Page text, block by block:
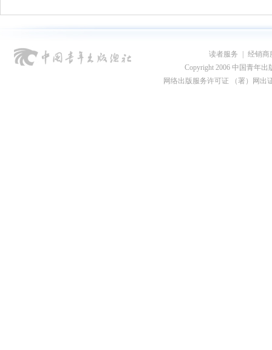
读者服务
经销商
Copyright 2006 中国青年出
网络出版服务许可证 （署）网出